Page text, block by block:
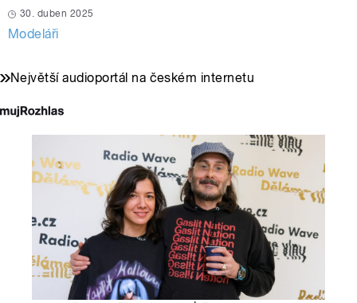
30. duben 2025
Modeláři
Největší audioportál na českém internetu